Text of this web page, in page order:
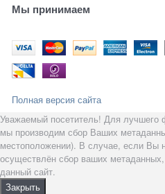
Мы принимаем
Полная версия сайта
Уважаемый посетитель! Для лучшего
мы производим сбор Ваших
местоположении). В случае, если Вы
осуществлён сбор ваших
данный сайт.
Закрыть